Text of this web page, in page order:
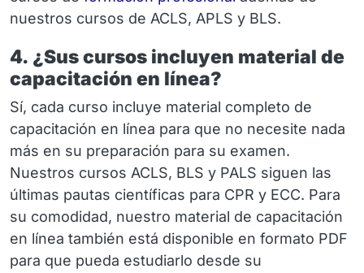
nuestros cursos de ACLS, APLS y BLS.
4. ¿Sus cursos incluyen material de
capacitación en línea?
Sí, cada curso incluye material completo de
capacitación en línea para que no necesite nada
más en su preparación para su examen.
Nuestros cursos ACLS, BLS y PALS siguen las
últimas pautas científicas para CPR y ECC. Para
su comodidad, nuestro material de capacitación
en línea también está disponible en formato PDF
para que pueda estudiarlo desde su